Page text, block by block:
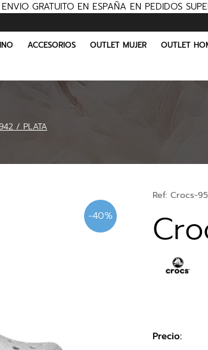
ENVIO GRATUITO EN ESPAÑA EN PEDIDOS
ACCESORIOS OUTLET MUJER OUTLET
/ PLATA
-40%
Ref: Crocs-95
Precio: